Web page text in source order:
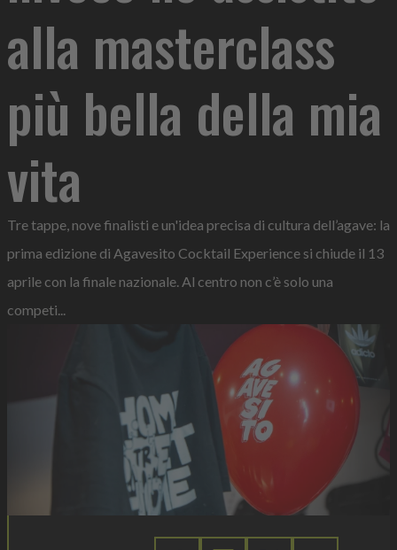
alla masterclass
più bella della mia
vita
Tre tappe, nove finalisti e un'idea precisa di cultura dell’agave: la
prima edizione di Agavesito Cocktail Experience si chiude il 13
aprile con la finale nazionale. Al centro non c’è solo una
competi...